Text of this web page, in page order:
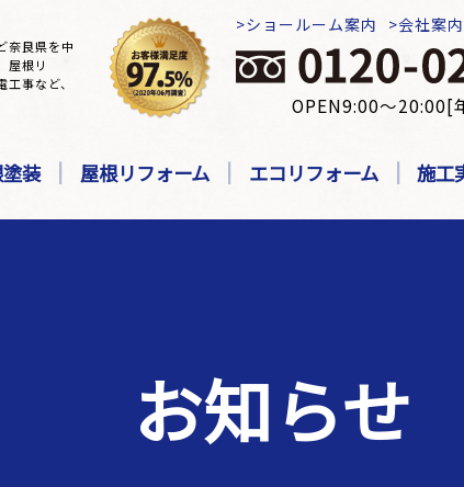
奈良県を中
屋根リ
事など、
ショールーム案内 会社案内
OPEN9:00～20:00[
装 屋根リフォーム エコリフォーム 施工
お知らせ